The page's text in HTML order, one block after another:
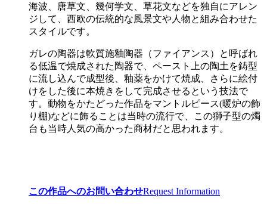
海波、唐草文、幾何学文、草花文などを独自にアレン
ジして、西欧の伝統的な風景文や人物と組み合わせた
スタイルです。
ガレの陶器は軟質施釉陶器（ファイアンス）と呼ばれ
る低温で焼成された陶器で、ペースト上の陶土を鋳型
に流し込んで成型後、釉薬をかけて焼成、さらに絵付
けをした後に本焼きをして完成させるという技法で
す。動物をかたどった作品をマントルピース(暖炉の飾
り棚)などに飾ることは当時の流行で、この獅子型の燭
台も当時人気の高かった商材だと思われます。
この作品へのお問い合わせRequest Information